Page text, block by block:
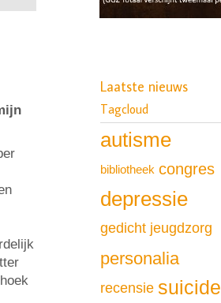
Laatste nieuws
Tagcloud
autisme
bibliotheek congres
depressie
gedicht jeugdzorg
personalia
recensie suicide